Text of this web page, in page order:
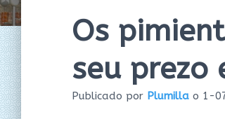
Os
seu prezo
Publicado por Plumilla o 1-